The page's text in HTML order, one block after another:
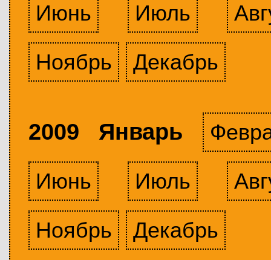
Июнь
Июль
Ноябрь
Декабрь
2009 Январь
Июнь
Июль
Ноябрь
Декабрь